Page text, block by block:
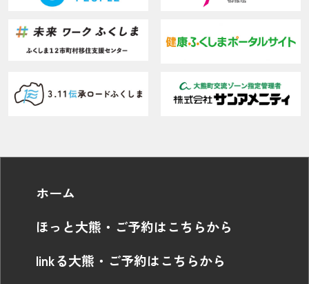
ホーム
ほっと大熊・ご予約はこちらから
linkる大熊・ご予約はこちらから